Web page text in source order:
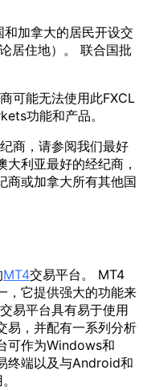
加拿大的居民开设交
居住地）。 联合国批
可能无法使用此FXCL
功能和产品。
商，请参阅我们最好
利亚最好的经纪商，
商或加拿大所有其他国
MT4交易平台。 MT4
，它提供强大的功能来
易平台具有易于使用
易，并配有一系列分析
可作为Windows和
终端以及与Android和